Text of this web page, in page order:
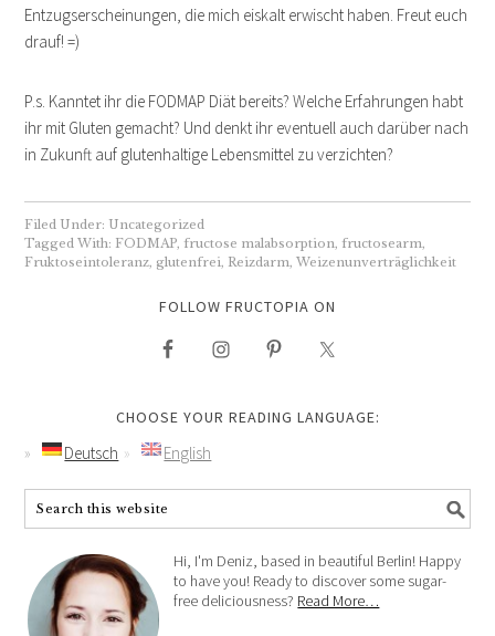
Entzugserscheinungen, die mich eiskalt erwischt haben. Freut euch
drauf! =)
P.s. Kanntet ihr die FODMAP Diät bereits? Welche Erfahrungen habt
ihr mit Gluten gemacht? Und denkt ihr eventuell auch darüber nach
in Zukunft auf glutenhaltige Lebensmittel zu verzichten?
Filed Under: Uncategorized
Tagged With: FODMAP,fructose malabsorption,fructosearm,
Fruktoseintoleranz, glutenfrei, Reizdarm,Weizenunverträglichkeit
FOLLOW FRUCTOPIA ON
CHOOSE YOUR READING LANGUAGE:
Deutsch English
Hi, I'm Deniz, based in beautiful Berlin! Happy
to have you! Ready to discover some sugar-
free deliciousness? Read More…